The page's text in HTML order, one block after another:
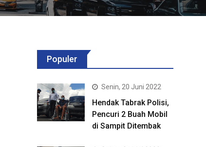
Populer
Senin, 20 Juni 2022
Hendak Tabrak Polisi,
Pencuri 2 Buah Mobil
di Sampit Ditembak